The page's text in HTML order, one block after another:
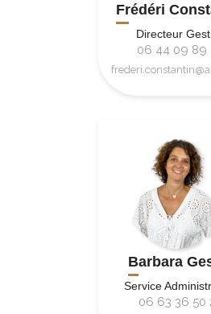
Frédéri
Directeur
06 44 09 89
Barbara
Service
06 63 36 50